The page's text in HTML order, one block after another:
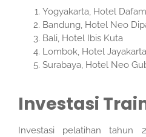
Yogyakarta, Hotel
Bandung, Hotel Neo
Bali, Hotel Ibis Kuta
Lombok, Hotel Jayakarta
Surabaya, Hotel Neo
Investasi
Investasi pelatihan tahun